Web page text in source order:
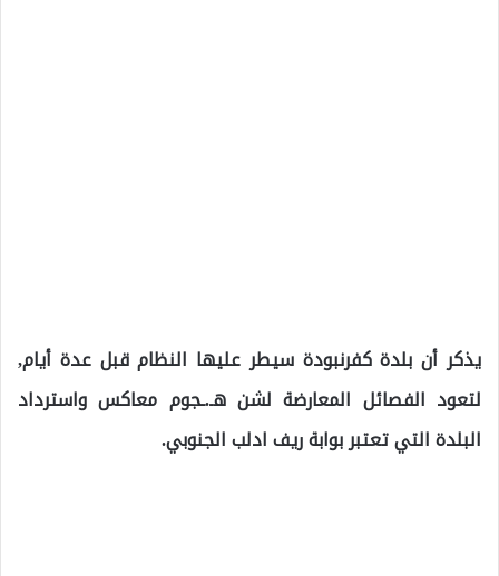
يذكر أن بلدة كفرنبودة سيطر عليها النظام قبل عدة أيام,
لتعود الفصائل المعارضة لشن هـ.ـجوم معاكس واسترداد
البلدة التي تعتبر بوابة ريف ادلب الجنوبي.